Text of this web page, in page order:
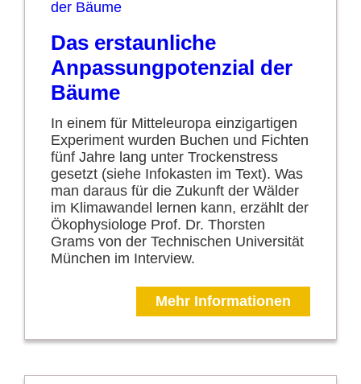
Das erstaunliche
Anpassungpotenzial der
Bäume
In einem für Mitteleuropa einzigartigen
Experiment wurden Buchen und Fichten
fünf Jahre lang unter Trockenstress
gesetzt (siehe Infokasten im Text). Was
man daraus für die Zukunft der Wälder
im Klimawandel lernen kann, erzählt der
Ökophysiologe Prof. Dr. Thorsten
Grams von der Technischen Universität
München im Interview.
Mehr Informationen